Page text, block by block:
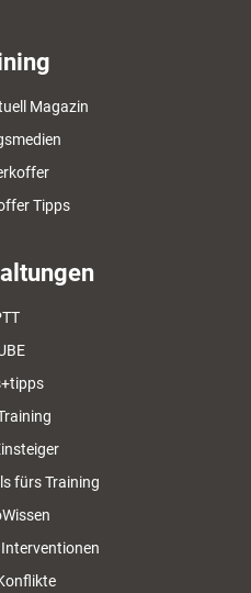
Magazin
Tipps
fürs Training